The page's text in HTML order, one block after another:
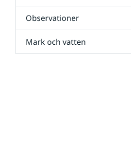
Observationer
Mark och vatten